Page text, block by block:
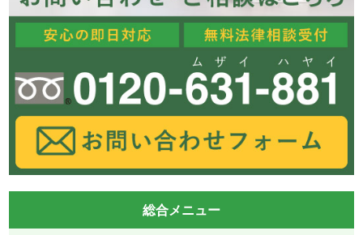
総合メニュー